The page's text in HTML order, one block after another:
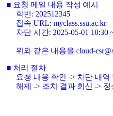
■ 요청 메일 내용 작성 예시
학번: 202512345
접속 URL: myclass.ssu.ac.kr
차단 시간: 2025-05-01 10:30
위와 같은 내용을 cloud-
■ 처리 절차
요청 내용 확인 -> 차단 내
해제 -> 조치 결과 회신 ->